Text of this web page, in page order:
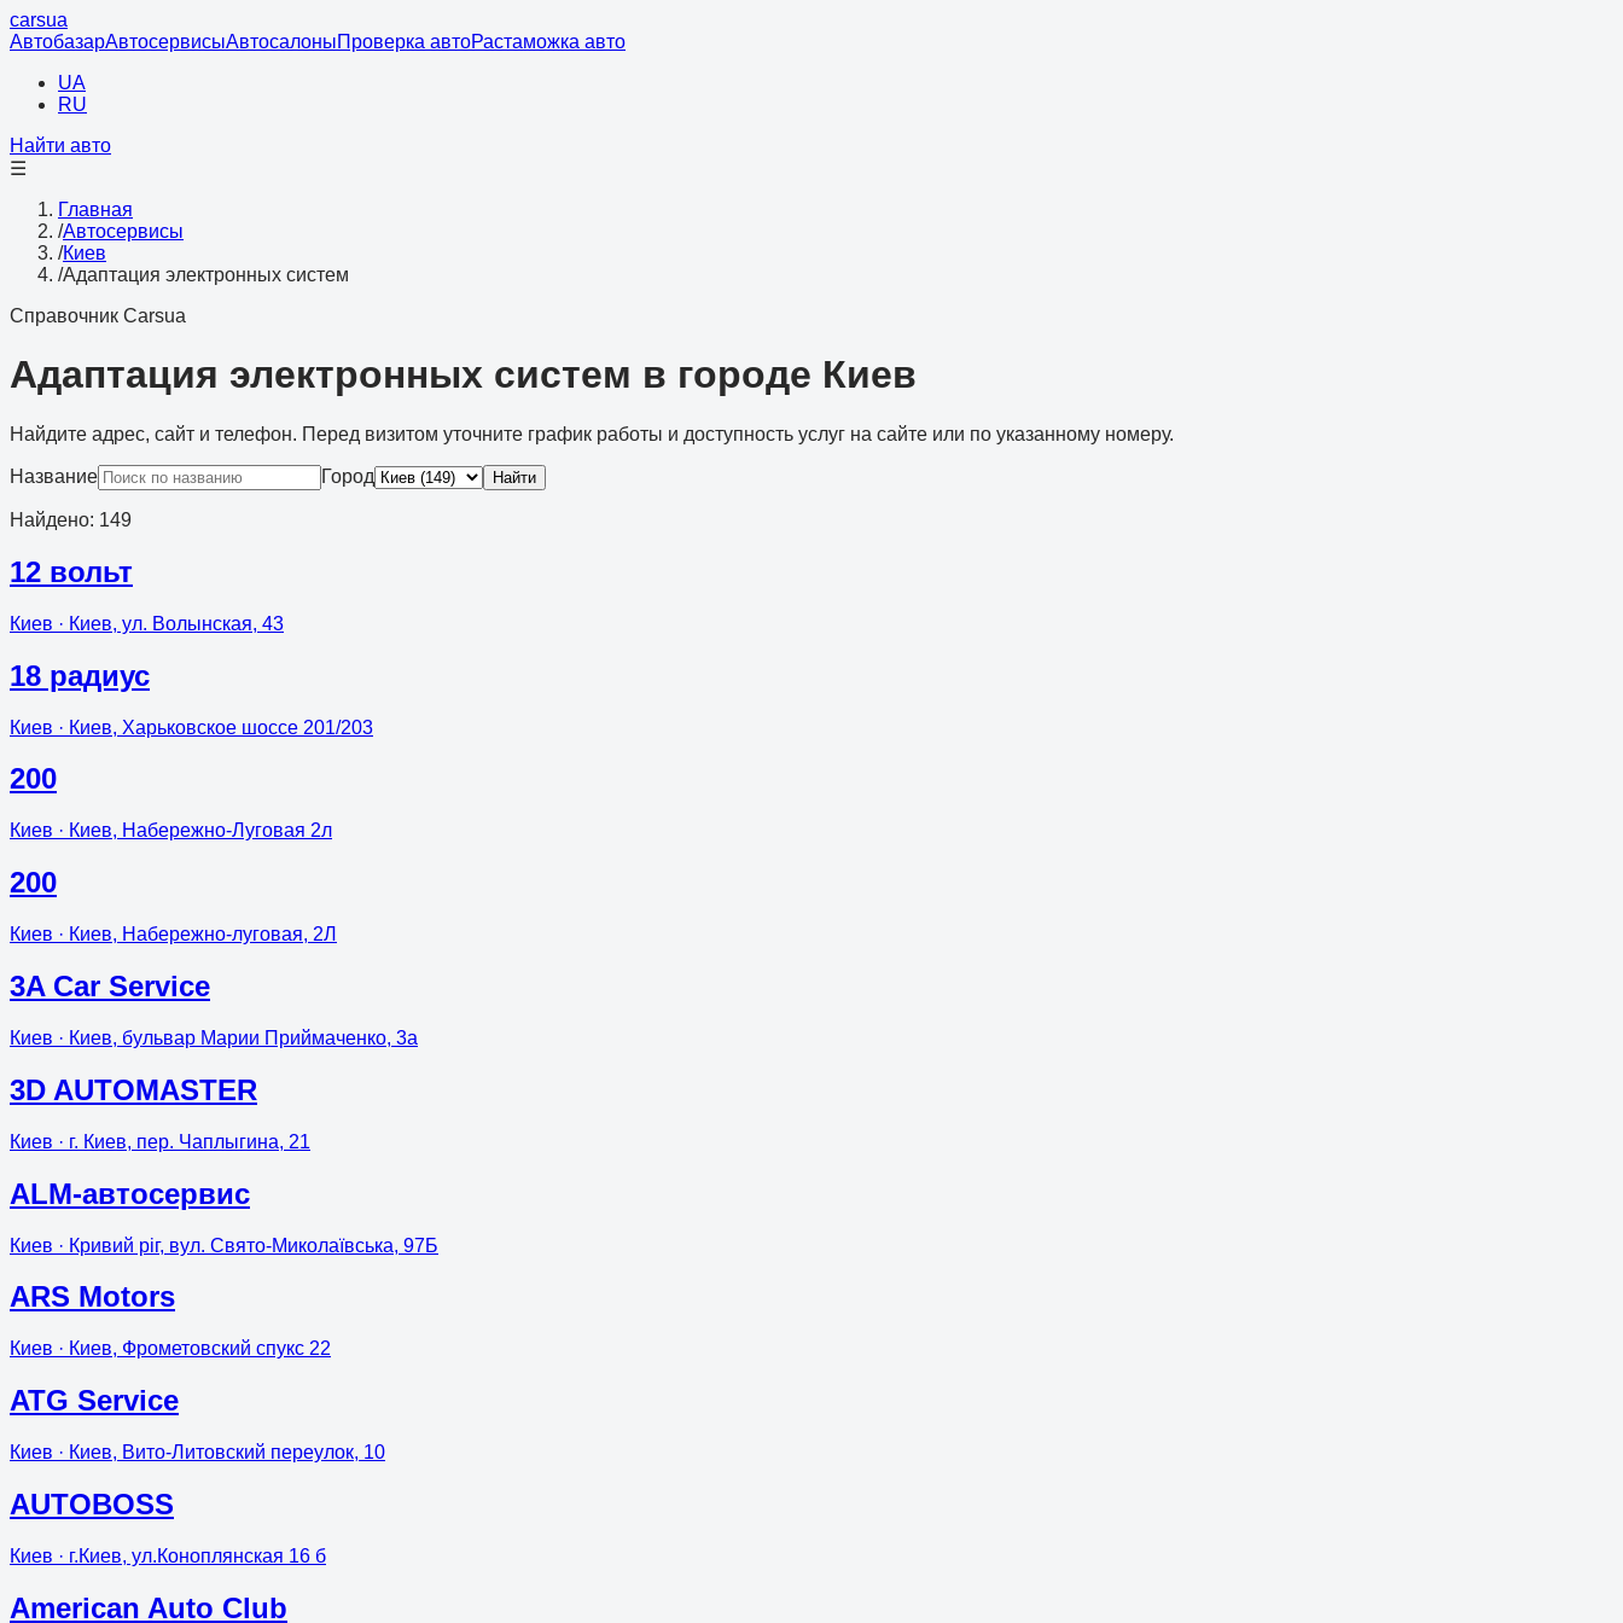
carsua
АвтобазарАвтосервисыАвтосалоныПроверка автоРастаможка авто
UA
RU
Найти авто
☰
Главная
/Автосервисы
/Киев
/Адаптация электронных систем
Справочник Carsua
Адаптация электронных систем в городе Киев
Найдите адрес, сайт и телефон. Перед визитом уточните график работы и доступность услуг на сайте или по указанному номеру.
Название Город Найти
Найдено: 149
12 вольт
Киев · Киев, ул. Волынская, 43
18 радиус
Киев · Киев, Харьковское шоссе 201/203
200
Киев · Киев, Набережно-Луговая 2л
200
Киев · Киев, Набережно-луговая, 2Л
3A Car Service
Киев · Киев, бульвар Марии Приймаченко, 3а
3D AUTOMASTER
Киев · г. Киев, пер. Чаплыгина, 21
ALM-автосервис
Киев · Кривий ріг, вул. Свято-Миколаївська, 97Б
ARS Motors
Киев · Киев, Фрометовский спукс 22
ATG Service
Киев · Киев, Вито-Литовский переулок, 10
AUTOBOSS
Киев · г.Киев, ул.Коноплянская 16 б
American Auto Club